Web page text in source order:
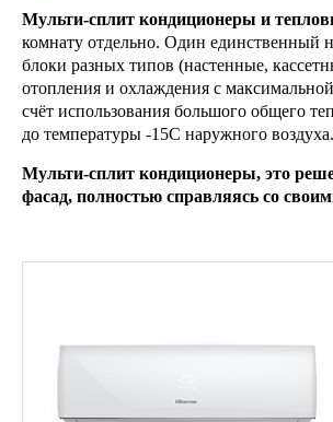
Мульти-сплит кондиционеры и
комнату отдельно. Один единственный
блоки разных типов (настенные,
отопления и охлаждения с
счёт использования большого общего
до температуры -15С наружного воздуха.
Мульти-сплит кондиционеры, это
фасад, полностью справляясь со